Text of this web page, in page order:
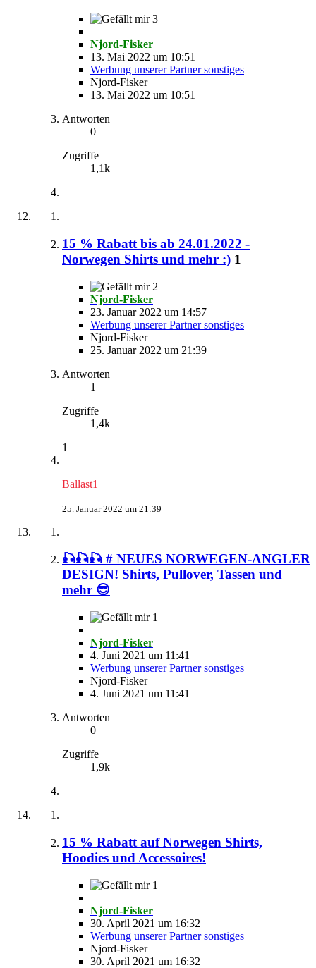
3
Njord-Fisker
13. Mai 2022 um 10:51
Werbung unserer Partner sonstiges
Njord-Fisker
13. Mai 2022 um 10:51
Antworten
0
Zugriffe
1,1k
15 % Rabatt bis ab 24.01.2022 -
Norwegen Shirts und mehr :) 1
2
Njord-Fisker
23. Januar 2022 um 14:57
Werbung unserer Partner sonstiges
Njord-Fisker
25. Januar 2022 um 21:39
Antworten
1
Zugriffe
1,4k
1
Ballast1
25. Januar 2022 um 21:39
🎣🎣🎣 # NEUES NORWEGEN-ANGLER
DESIGN! Shirts, Pullover, Tassen und
mehr 😎
1
Njord-Fisker
4. Juni 2021 um 11:41
Werbung unserer Partner sonstiges
Njord-Fisker
4. Juni 2021 um 11:41
Antworten
0
Zugriffe
1,9k
15 % Rabatt auf Norwegen Shirts,
Hoodies und Accessoires!
1
Njord-Fisker
30. April 2021 um 16:32
Werbung unserer Partner sonstiges
Njord-Fisker
30. April 2021 um 16:32